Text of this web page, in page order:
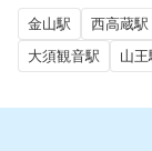
金山駅 西高蔵駅
大須観音駅
山王